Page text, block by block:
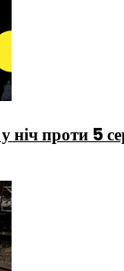
ніч проти 5